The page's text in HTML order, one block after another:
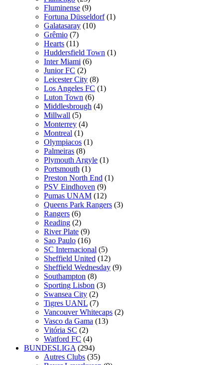
Fluminense (9)
Fortuna Düsseldorf (1)
Galatasaray (10)
Grêmio (7)
Hearts (11)
Huddersfield Town (1)
Inter Miami (6)
Junior FC (2)
Leicester City (8)
Los Angeles FC (1)
Luton Town (6)
Middlesbrough (4)
Millwall (5)
Monterrey (4)
Montreal (1)
Olympiacos (1)
Palmeiras (8)
Plymouth Argyle (1)
Portsmouth (1)
Preston North End (1)
PSV Eindhoven (9)
Pumas UNAM (12)
Queens Park Rangers (3)
Rangers (6)
Reading (2)
River Plate (9)
Sao Paulo (16)
SC Internacional (5)
Sheffield United (12)
Sheffield Wednesday (9)
Southampton (8)
Sporting Lisbon (3)
Swansea City (2)
Tigres UANL (7)
Vancouver Whitecaps (2)
Vasco da Gama (13)
Vitória SC (2)
Watford FC (4)
BUNDESLIGA (294)
Autres Clubs (35)